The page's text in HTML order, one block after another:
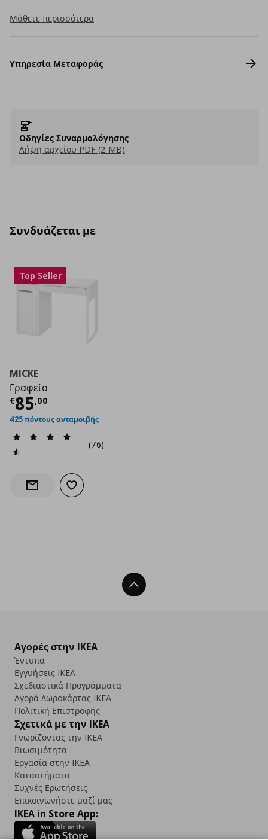
Μάθετε περισσότερα
Υπηρεσία Μεταφοράς
Οδηγίες Συναρμολόγησης
Λήψη αρχείου PDF (2 MB)
Συνδυάζεται με
Top Seller
MICKE
Γραφείο
€85,00
Τρέχουσα τιμή
425 πόντους ανταμοιβής
(76)
Ενημέρωση διαθεσιμότητας
Προσθήκη στα αγαπημένα
Back To Top
Αγορές στην IKEA
Έντυπα
Εγγυήσεις IKEA
Σχεδιαστικά Προγράμματα
Αγορά Δωρoκάρτας IKEA
Πολιτική Επιστροφής
Σχετικά με την IKEA
Γνωρίζοντας την IKEA
Βιωσιμότητα
Εργασία στην IKEA
Καταστήματα
Συχνές Ερωτήσεις
Επικοινωνήστε μαζί μας
IKEA in Store App: